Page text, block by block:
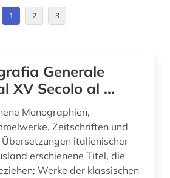
kulturwissenschaften (6)
kunstgeschichte (3)
(1)
1 2 3
Generale
XV Secolo al ...
Monographien,
Zeitschriften und
italienischer
erschienene Titel, die
Werke der klassischen